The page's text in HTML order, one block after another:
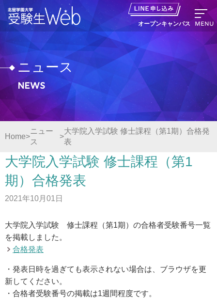
オープンキャンパス MENU
資料請求
出願の流れ
オープンキャンパス LINE申し込み
ニュース
デジタルパンフレット
アクセス
サイトマップ
ニュース
News
Home
ニュー
ス
大学院入学試験 修士課程（第1期）合格発
表
大学院入学試験 修士課程（第1
期）合格発表
2021年10月01日
大学院入学試験 修士課程（第1期）の合格者受験番号一覧
を掲載しました。
合格発表
・発表日時を過ぎても表示されない場合は、ブラウザを更
新してください。
・合格者受験番号の掲載は1週間程度です。